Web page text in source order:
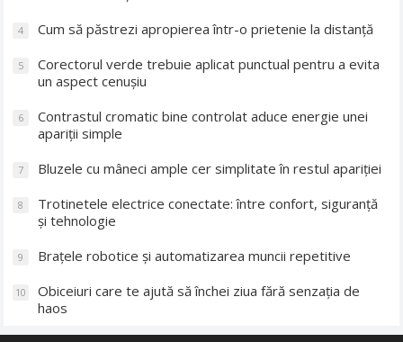
4 Cum să păstrezi apropierea într-o prietenie la distanță
5
Corectorul verde trebuie aplicat punctual pentru a evita
un aspect cenușiu
6
Contrastul cromatic bine controlat aduce energie unei
apariții simple
7 Bluzele cu mâneci ample cer simplitate în restul apariției
8
Trotinetele electrice conectate: între confort, siguranță
și tehnologie
9 Brațele robotice și automatizarea muncii repetitive
10
Obiceiuri care te ajută să închei ziua fără senzația de
haos